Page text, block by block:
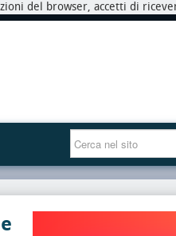
del browser, accetti di